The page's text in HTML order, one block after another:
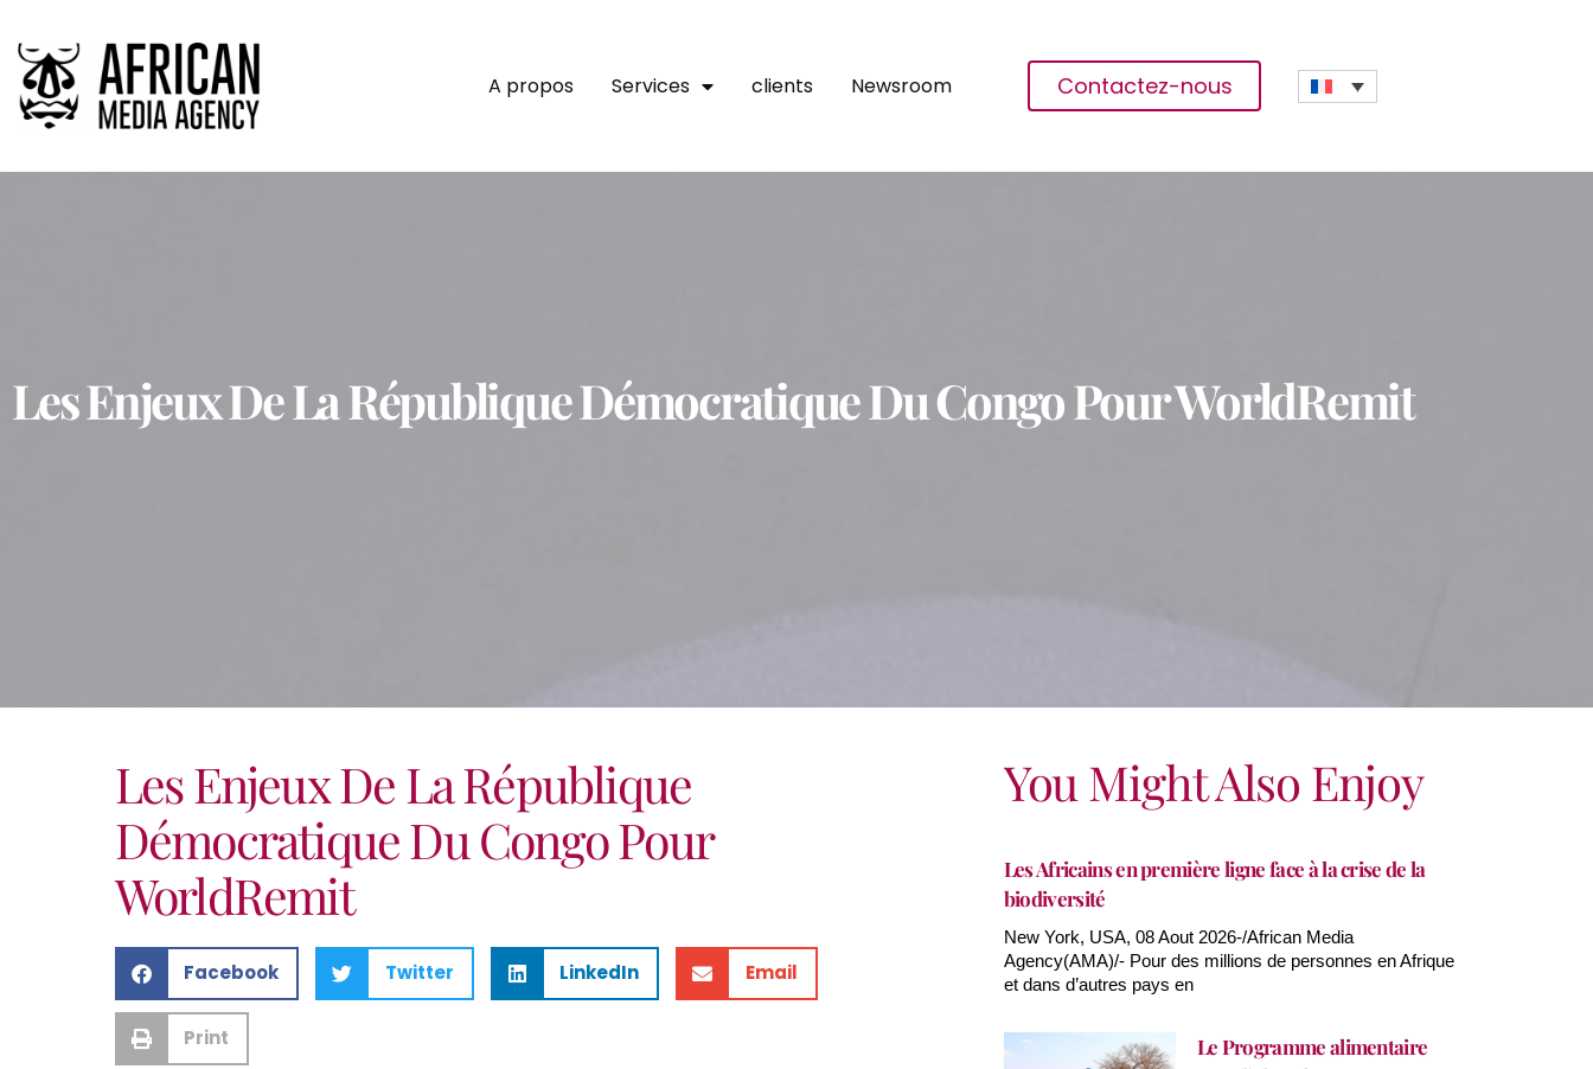
A propos Services clients Newsroom Contactez-nous
Les Enjeux De La République Démocratique Du Congo Pour WorldRemit
Les Enjeux De La République
Démocratique Du Congo Pour
WorldRemit
Facebook Twitter LinkedIn Email
Print
You Might Also Enjoy
Les Africains en première ligne face à la crise de la
biodiversité
New York, USA, 08 Aout 2026-/African Media
Agency(AMA)/- Pour des millions de personnes en Afrique
et dans d’autres pays en
Le Programme alimentaire